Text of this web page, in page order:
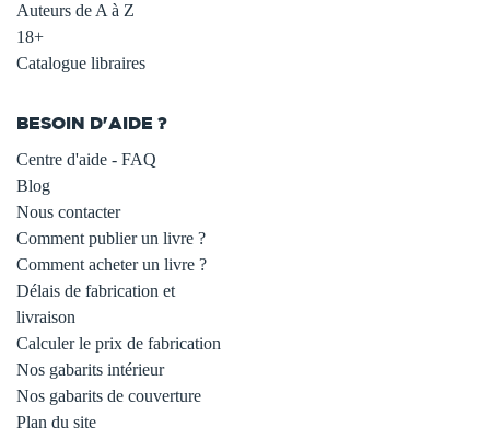
Auteurs de A à Z
18+
Catalogue libraires
BESOIN D'AIDE ?
Centre d'aide - FAQ
Blog
Nous contacter
Comment publier un livre ?
Comment acheter un livre ?
Délais de fabrication et
livraison
Calculer le prix de fabrication
Nos gabarits intérieur
Nos gabarits de couverture
Plan du site